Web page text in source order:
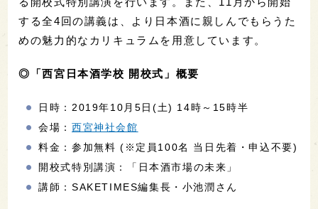
する全4回の講義は、より日本酒に親しんでもらうた
めの魅力的なカリキュラムを用意しています。
◎「西宮日本酒学校 開校式」概要
日時：2019年10月5日(土) 14時～15時半
会場：西宮神社会館
料金：参加無料 (※定員100名 当日先着・申込不要)
開校式特別講演：「日本酒市場の未来」
講師：SAKETIMES編集長・小池潤さん